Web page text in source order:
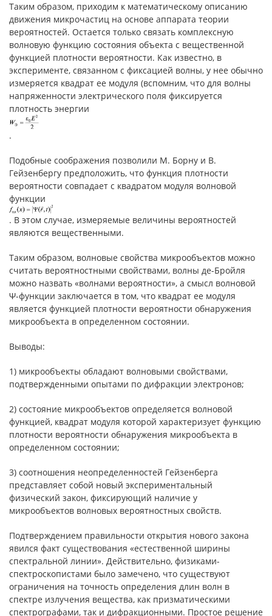
Таким образом, приходим к математическому описанию
движения микрочастиц на основе аппарата теории
вероятностей. Остается только связать комплексную
волновую функцию состояния объекта с вещественной
функцией плотности вероятности. Как известно, в
эксперименте, связанном с фиксацией волны, у нее обычно
измеряется квадрат ее модуля (вспомним, что для волны
напряженности электрического поля фиксируется
плотность энергии
.
Подобные соображения позволили М. Борну и В.
Гейзенбергу предположить, что функция плотности
вероятности совпадает с квадратом модуля волновой
функции
. В этом случае, измеряемые величины вероятностей
являются вещественными.
Таким образом, волновые свойства микрообъектов можно
считать вероятностными свойствами, волны де-Бройля
можно назвать «волнами вероятности», а смысл волновой
Ψ-функции заключается в том, что квадрат ее модуля
является функцией плотности вероятности обнаружения
микрообъекта в определенном состоянии.
Выводы:
1) микрообъекты обладают волновыми свойствами,
подтвержденными опытами по дифракции электронов;
2) состояние микрообъектов определяется волновой
функцией, квадрат модуля которой характеризует функцию
плотности вероятности обнаружения микрообъекта в
определенном состоянии;
3) соотношения неопределенностей Гейзенберга
представляет собой новый экспериментальный
физический закон, фиксирующий наличие у
микрообъектов волновых вероятностных свойств.
Подтверждением правильности открытия нового закона
явился факт существования «естественной ширины
спектральной линии». Действительно, физиками-
спектроскопистами было замечено, что существуют
ограничения на точность определения длин волн в
спектре излучения вещества, как призматическими
спектрографами, так и дифракционными. Простое решение